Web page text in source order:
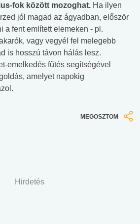
fok között mozoghat. Ha ilyen
jól magad az ágyadban, először
a fent említett elemeken - pl.
vagy vegyél fel melegebb
is hosszú távon hálás lesz.
emelkedés fűtés segítségével
amelyet napokig
MEGOSZTOM
Hirdetés